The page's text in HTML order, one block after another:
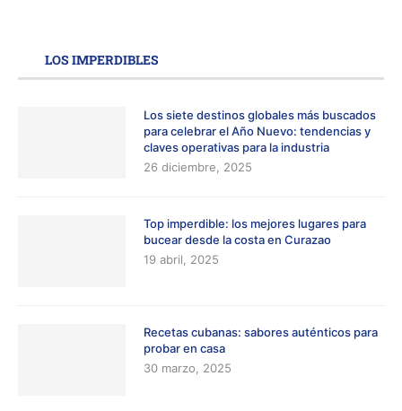
LOS IMPERDIBLES
Los siete destinos globales más buscados
para celebrar el Año Nuevo: tendencias y
claves operativas para la industria
26 diciembre, 2025
Top imperdible: los mejores lugares para
bucear desde la costa en Curazao
19 abril, 2025
Recetas cubanas: sabores auténticos para
probar en casa
30 marzo, 2025